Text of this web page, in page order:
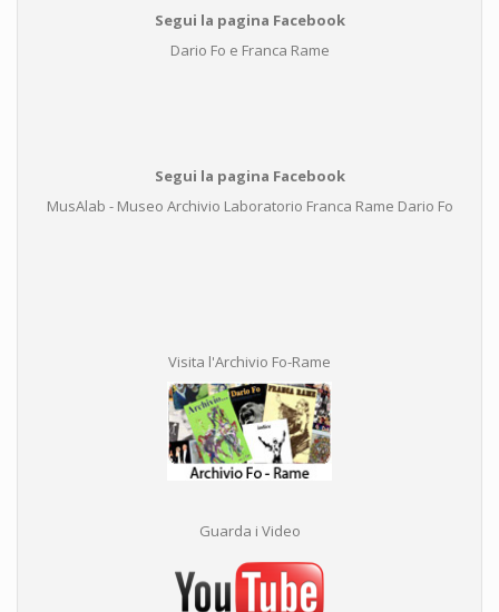
Segui la pagina Facebook
Dario Fo e Franca Rame
Segui la pagina Facebook
MusAlab - Museo Archivio Laboratorio Franca Rame Dario Fo
Visita l'Archivio Fo-Rame
Guarda i Video